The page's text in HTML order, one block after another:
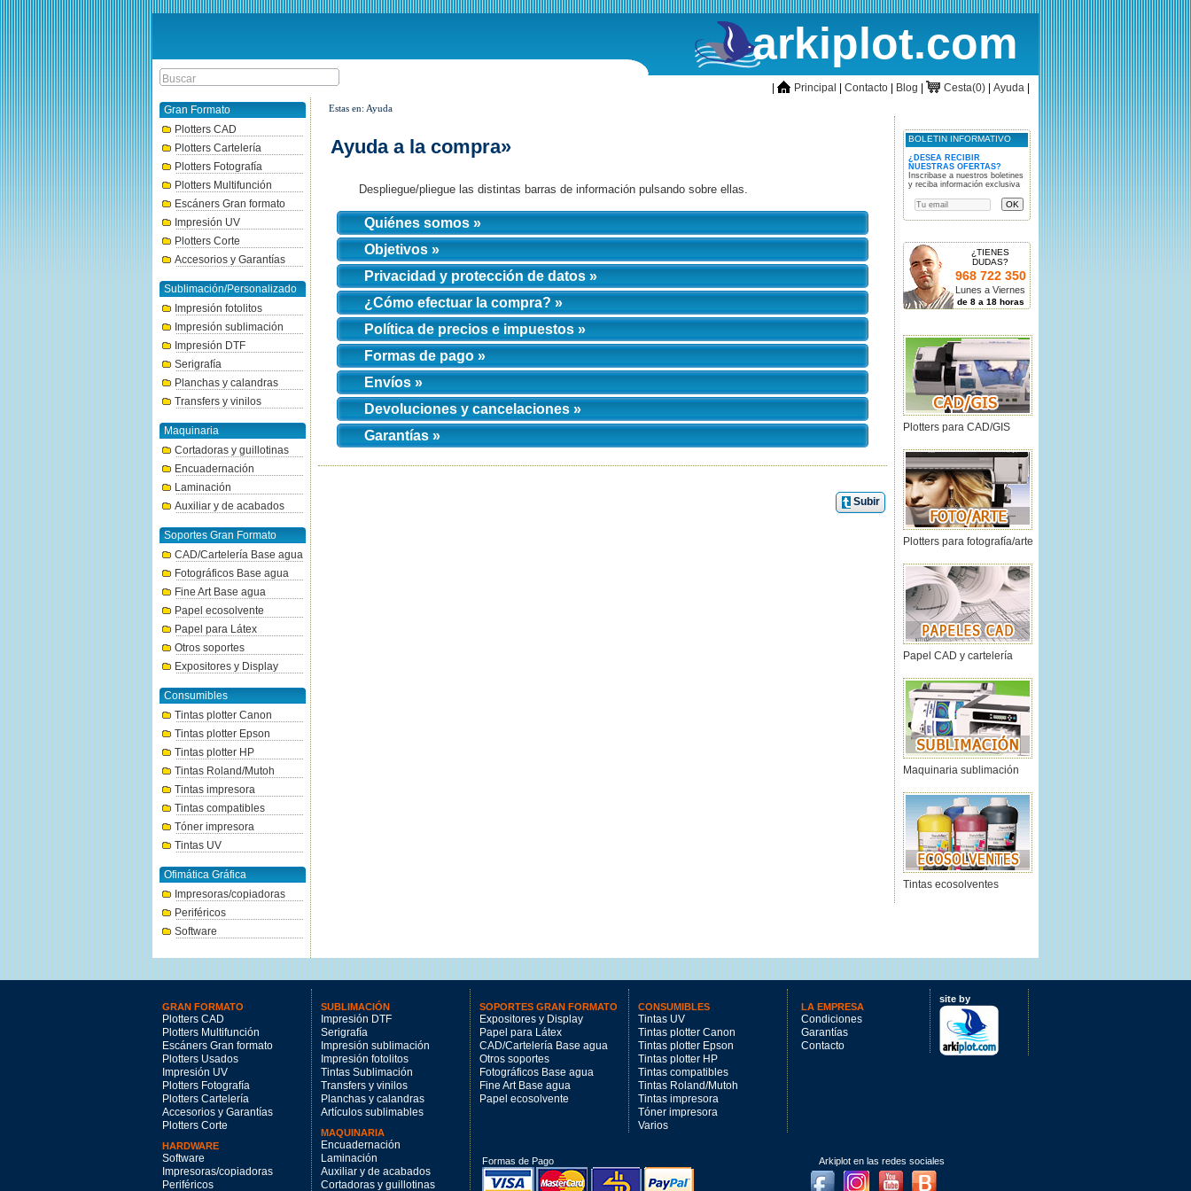
arkiplot.com
inicioPrincipal Contacto Blog CestaCesta(0) Ayuda
Gran Formato
Plotters CAD
Plotters Cartelería
Plotters Fotografía
Plotters Multifunción
Escáners Gran formato
Impresión UV
Plotters Corte
Accesorios y Garantías
Sublimación/Personalizado
Impresión fotolitos
Impresión sublimación
Impresión DTF
Serigrafía
Planchas y calandras
Transfers y vinilos
Maquinaria
Cortadoras y guillotinas
Encuadernación
Laminación
Auxiliar y de acabados
Soportes Gran Formato
CAD/Cartelería Base agua
Fotográficos Base agua
Fine Art Base agua
Papel ecosolvente
Papel para Látex
Otros soportes
Expositores y Display
Consumibles
Tintas plotter Canon
Tintas plotter Epson
Tintas plotter HP
Tintas Roland/Mutoh
Tintas impresora
Tintas compatibles
Tóner impresora
Tintas UV
Ofimática Gráfica
Impresoras/copiadoras
Periféricos
Software
Estas en: Ayuda
Ayuda a la compra»
Despliegue/pliegue las distintas barras de información pulsando sobre ellas.
Quiénes somos »
Objetivos »
Privacidad y protección de datos »
¿Cómo efectuar la compra? »
Política de precios e impuestos »
Formas de pago »
Envíos »
Devoluciones y cancelaciones »
Garantías »
Subir
BOLETIN INFORMATIVO
¿DESEA RECIBIR
NUESTRAS OFERTAS?
Inscribase a nuestros boletines
y reciba información exclusiva
¿TIENES
DUDAS?
968 722 350
Lunes a Viernes
de 8 a 18 horas
Plotters para CAD/GIS
Plotters para fotografía/arte
Papel CAD y cartelería
Maquinaria sublimación
Tintas ecosolventes
GRAN FORMATO
Plotters CAD
Plotters Multifunción
Escáners Gran formato
Plotters Usados
Impresión UV
Plotters Fotografía
Plotters Cartelería
Accesorios y Garantías
Plotters Corte
HARDWARE
Software
Impresoras/copiadoras
Periféricos
SUBLIMACIÓN
Impresión DTF
Serigrafía
Impresión sublimación
Impresión fotolitos
Tintas Sublimación
Transfers y vinilos
Planchas y calandras
Artículos sublimables
MAQUINARIA
Encuadernación
Laminación
Auxiliar y de acabados
Cortadoras y guillotinas
SOPORTES GRAN FORMATO
Expositores y Display
Papel para Látex
CAD/Cartelería Base agua
Otros soportes
Fotográficos Base agua
Fine Art Base agua
Papel ecosolvente
CONSUMIBLES
Tintas UV
Tintas plotter Canon
Tintas plotter Epson
Tintas plotter HP
Tintas compatibles
Tintas Roland/Mutoh
Tintas impresora
Tóner impresora
Varios
LA EMPRESA
Condiciones
Garantías
Contacto
site by
Formas de Pago
Arkiplot en las redes sociales
FacebookInstagramYoutubeBlog